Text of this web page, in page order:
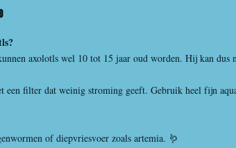
axolotls wel 10 tot 15 jaar oud worden. Hij kan dus
een filter dat weinig stroming geeft. Gebruik heel fijn
of diepvriesvoer zoals artemia. 🪱